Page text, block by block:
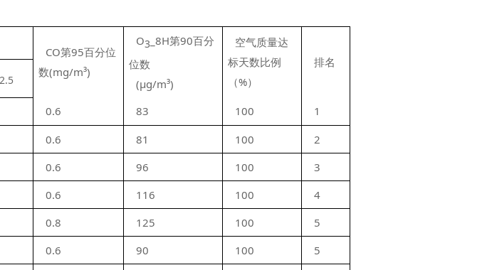
CO第95百分位
数(mg/m³)
O3 _8H第90百分
位数
(μg/m³)
空气质量达
标天数比例
（%）
排名
2.5
0.6 83 100
1
0.6 81 100
2
0.6 96 100
3
0.6 116 100
4
0.8 125 100
5
0.6 90 100
5